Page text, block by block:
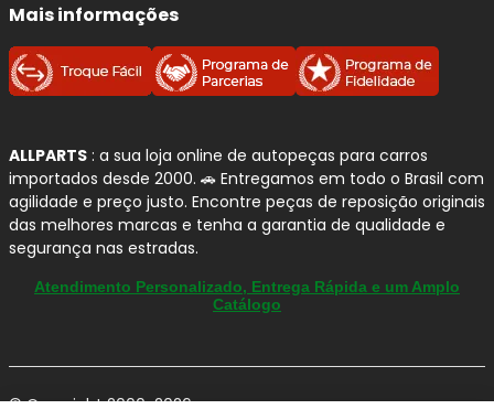
Mais informações
ALLPARTS : a sua loja online de autopeças para carros
importados desde 2000. 🚗 Entregamos em todo o Brasil com
agilidade e preço justo. Encontre peças de reposição originais
das melhores marcas e tenha a garantia de qualidade e
segurança nas estradas.
Atendimento Personalizado, Entrega Rápida e um Amplo
Catálogo
© Copyright 2000-2026